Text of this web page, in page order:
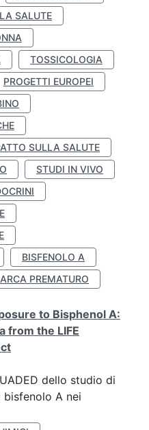
SALUTE
TOSSICOLOGIA
PROGETTI EUROPEI
SULLA SALUTE
STUDI IN VIVO
BISFENOLO A
PREMATURO
to Bisphenol A:
from the LIFE
dello studio di
A nei